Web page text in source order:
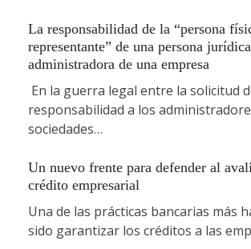
La responsabilidad de la “persona
representante” de una persona jurídica
administradora de una empresa
En la guerra legal entre la solicitud
responsabilidad a los
sociedades…
Un nuevo frente para defender al
crédito empresarial
Una de las prácticas bancarias más
sido garantizar los créditos a las